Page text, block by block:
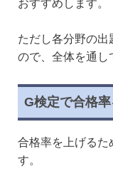
おすすめします。
ただし各分野の出
ので、全体を通し
G検定で合格
合格率を上げるた
す。